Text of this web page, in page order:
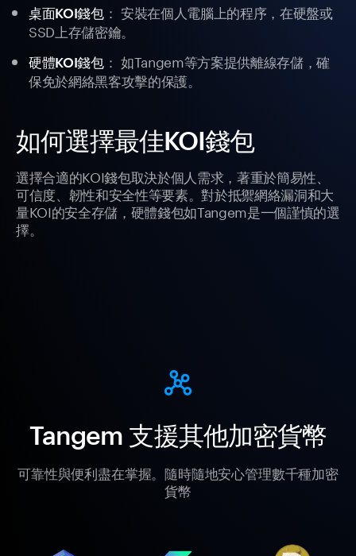
桌面KOI錢包： 安裝在個人電腦上的程序，在硬盤或
SSD上存儲密鑰。
硬體KOI錢包： 如Tangem等方案提供離線存儲，確
保免於網絡黑客攻擊的保護。
如何選擇最佳KOI錢包
選擇合適的KOI錢包取決於個人需求，著重於簡易性、
可信度、韌性和安全性等要素。對於抵禦網絡漏洞和大
量KOI的安全存儲，硬體錢包如Tangem是一個謹慎的選
擇。
Tangem 支援其他加密貨幣
可靠性與便利盡在掌握。隨時隨地安心管理數千種加密
貨幣